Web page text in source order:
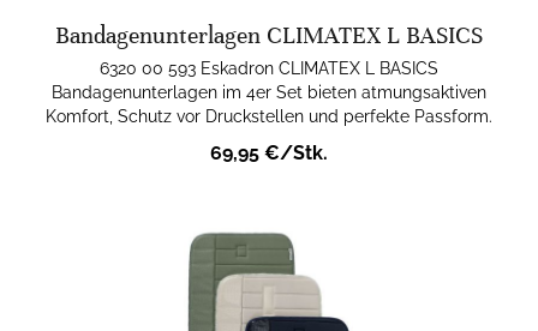
Bandagenunterlagen CLIMATEX L BASICS
6320 00 593 Eskadron CLIMATEX L BASICS
Bandagenunterlagen im 4er Set bieten atmungsaktiven
Komfort, Schutz vor Druckstellen und perfekte Passform.
69,95 €/Stk.